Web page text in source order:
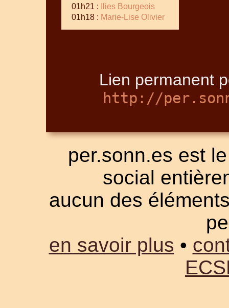
01h21 :
Ilies Bourgeois
01h18 : Marie-Lise Olivier
Lien permanent
http://
per.sonn.es est
social
aucun des
en savoir plus •